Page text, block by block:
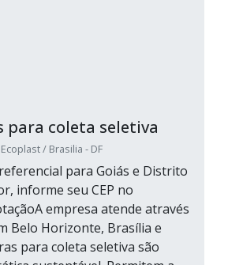
para coleta seletiva
Ecoplast / Brasilia - DF
para Goiás e Distrito
informe seu CEP no
empresa atende através
Belo Horizonte, Brasília e
para coleta seletiva são